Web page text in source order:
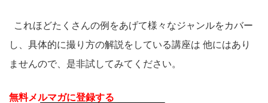
これほどたくさんの例をあげて様々なジャンルをカバー
し、具体的に撮り方の解説をしている講座は 他にはあり
ませんので、是非試してみてください。
無料メルマガに登録する